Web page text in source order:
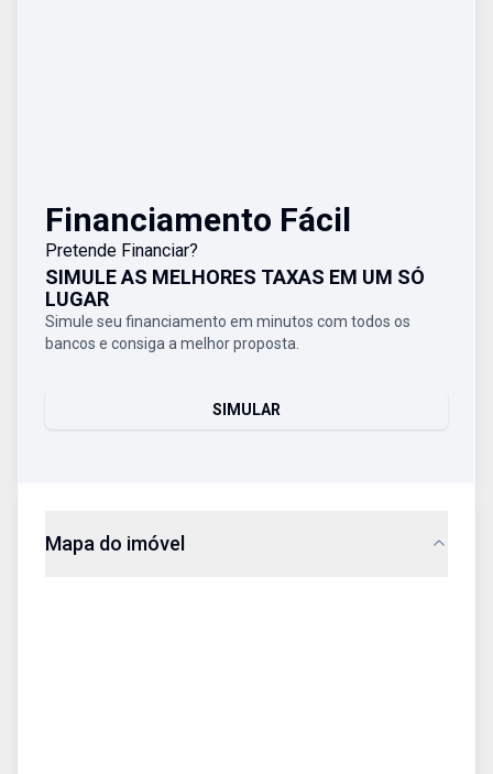
Financiamento Fácil
Pretende Financiar?
SIMULE AS MELHORES TAXAS EM UM SÓ
LUGAR
Simule seu financiamento em minutos com todos os
bancos e consiga a melhor proposta.
SIMULAR
Mapa do imóvel